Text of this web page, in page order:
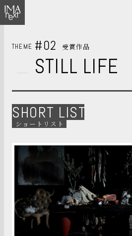
THEME #02 受賞作品
STILL LIFE
SHORT LIST
ショートリスト